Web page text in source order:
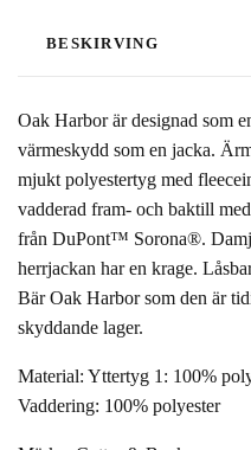
BESKIRVING
Oak Harbor är designad som
värmeskydd som en jacka.
mjukt polyestertyg med
vadderad fram- och baktill
från DuPont™ Sorona®.
herrjackan har en krage.
Bär Oak Harbor som den är
skyddande lager.
Material: Yttertyg 1: 100%
Vaddering: 100% polyester